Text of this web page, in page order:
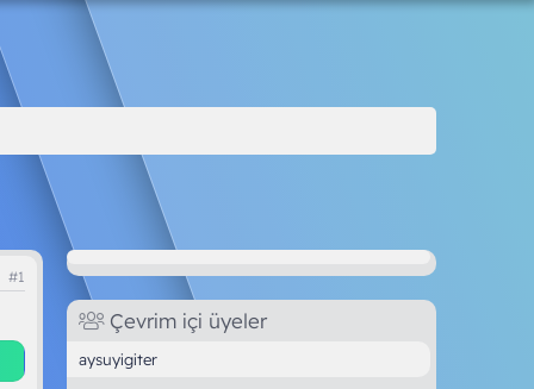
#1
Çevrim içi üyeler
aysuyigiter